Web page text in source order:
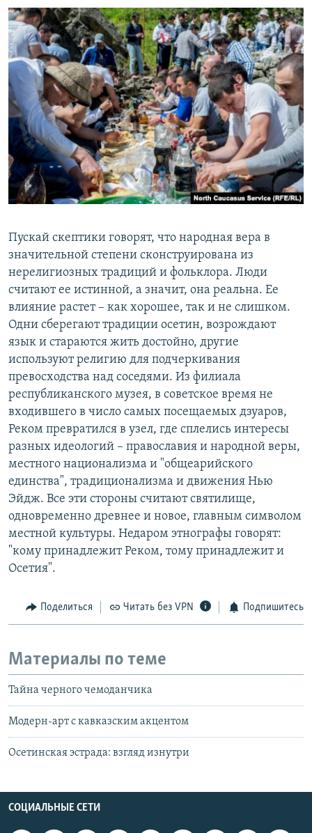
Пускай скептики говорят, что народная вера в
значительной степени сконструирована из
нерелигиозных традиций и фольклора. Люди
считают ее истинной, а значит, она реальна. Ее
влияние растет – как хорошее, так и не слишком.
Одни сберегают традиции осетин, возрождают
язык и стараются жить достойно, другие
используют религию для подчеркивания
превосходства над соседями. Из филиала
республиканского музея, в советское время не
входившего в число самых посещаемых дзуаров,
Реком превратился в узел, где сплелись интересы
разных идеологий – православия и народной веры,
местного национализма и "общеарийского
единства", традиционализма и движения Нью
Эйдж. Все эти стороны считают святилище,
одновременно древнее и новое, главным символом
местной культуры. Недаром этнографы говорят:
"кому принадлежит Реком, тому принадлежит и
Осетия".
Поделиться Читать без VPN Подпишитесь
Материалы по теме
Тайна черного чемоданчика
Модерн-арт с кавказским акцентом
Осетинская эстрада: взгляд изнутри
СОЦИАЛЬНЫЕ СЕТИ